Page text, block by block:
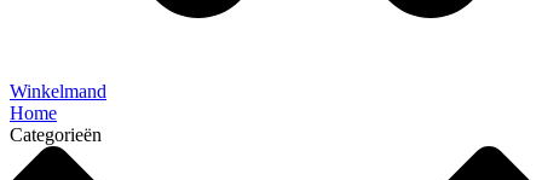
Winkelmand
Home
Categorieën